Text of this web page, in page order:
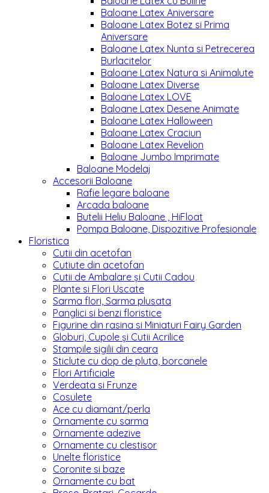
Baloane Latex Aniversare
Baloane Latex Botez si Prima
Aniversare
Baloane Latex Nunta si Petrecerea
Burlacitelor
Baloane Latex Natura si Animalute
Baloane Latex Diverse
Baloane Latex LOVE
Baloane Latex Desene Animate
Baloane Latex Halloween
Baloane Latex Craciun
Baloane Latex Revelion
Baloane Jumbo Imprimate
Baloane Modelaj
Accesorii Baloane
Rafie legare baloane
Arcada baloane
Butelii Heliu Baloane , HiFloat
Pompa Baloane, Dispozitive Profesionale
Floristica
Cutii din acetofan
Cutiute din acetofan
Cutii de Ambalare și Cutii Cadou
Plante si Flori Uscate
Sarma flori, Sarma plusata
Panglici si benzi floristice
Figurine din rasina si Miniaturi Fairy Garden
Globuri, Cupole și Cutii Acrilice
Stampile sigilii din ceara
Sticlute cu dop de pluta, borcanele
Flori Artificiale
Verdeata si Frunze
Cosulete
Ace cu diamant/perla
Ornamente cu sarma
Ornamente adezive
Ornamente cu clestisor
Unelte floristice
Coronite si baze
Ornamente cu bat